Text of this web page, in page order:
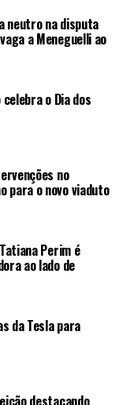
neutro na disputa
a Meneguelli ao
o Dia dos
no
para o novo viaduto
Perim é
ao lado de
da Tesla para
destacando